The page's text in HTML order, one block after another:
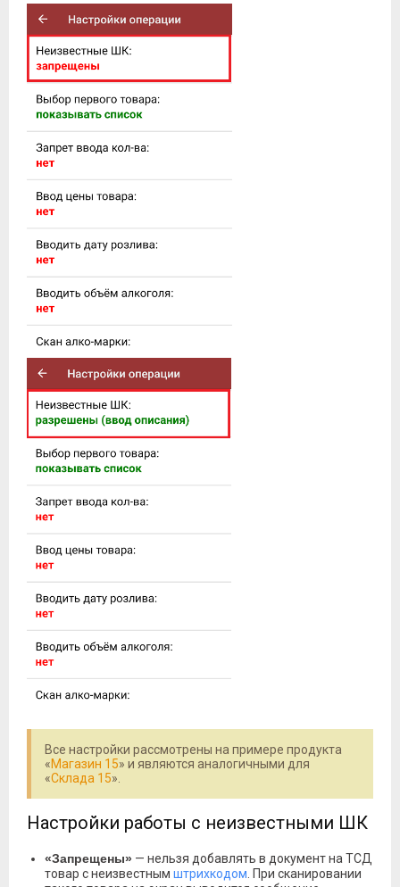
Все настройки рассмотрены на примере продукта
«Магазин 15» и являются аналогичными для
«Склада 15».
Настройки работы с неизвестными ШК
«Запрещены» — нельзя добавлять в документ на ТСД
товар с неизвестным штрихкодом . При сканировании